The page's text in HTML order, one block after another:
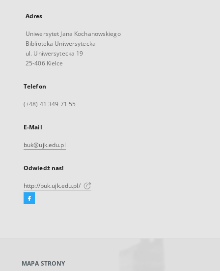
Adres
Uniwersytet Jana Kochanowskiego
Biblioteka Uniwersytecka
ul. Uniwersytecka 19
25-406 Kielce
Telefon
(+48) 41 349 71 55
E-Mail
buk@ujk.edu.pl
Odwiedź nas!
http://buk.ujk.edu.pl/
Facebook
karcie
MAPA STRONY